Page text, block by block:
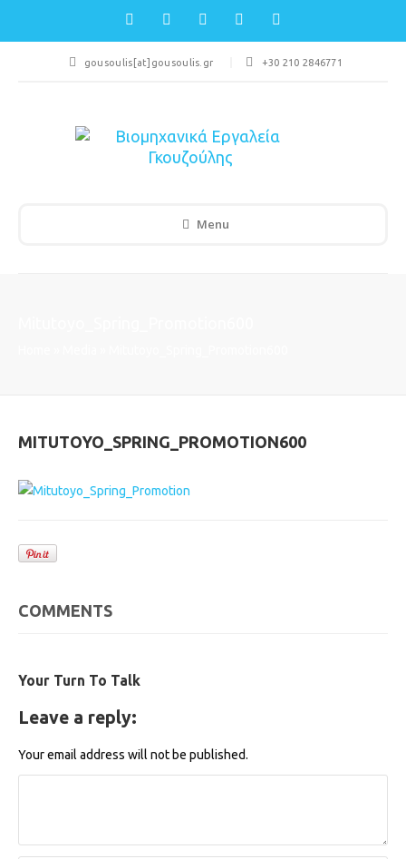
gousoulis[at]gousoulis.gr +30 210 2846771
Menu
MITUTOYO_SPRING_PROMOTION600
COMMENTS
Your Turn To Talk
Leave a reply:
Your email address will not be published.